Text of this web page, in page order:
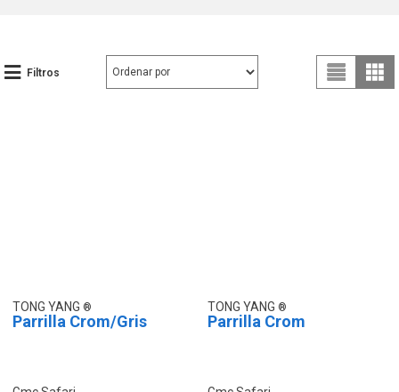
Filtros
TONG YANG
Parrilla Crom/Gris
TONG YANG
Parrilla Crom